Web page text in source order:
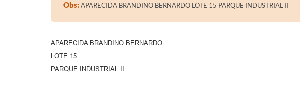
Obs:APARECIDA BRANDINO BERNARDO LOTE 15 PARQUE INDUSTRIAL II
APARECIDA BRANDINO BERNARDO
LOTE 15
PARQUE INDUSTRIAL II